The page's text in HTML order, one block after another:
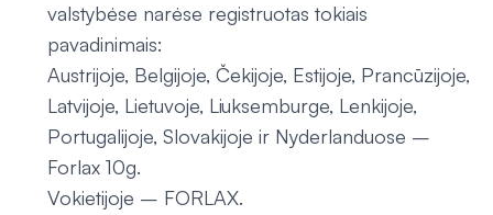
valstybėse narėse registruotas tokiais
pavadinimais:
Austrijoje, Belgijoje, Čekijoje, Estijoje, Prancūzijoje,
Latvijoje, Lietuvoje, Liuksemburge, Lenkijoje,
Portugalijoje, Slovakijoje ir Nyderlanduose –
Forlax 10g.
Vokietijoje – FORLAX.